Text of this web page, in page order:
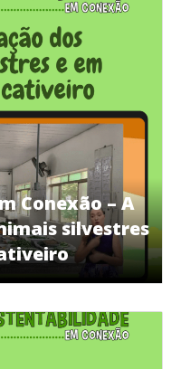
Conexão – A
silvestres